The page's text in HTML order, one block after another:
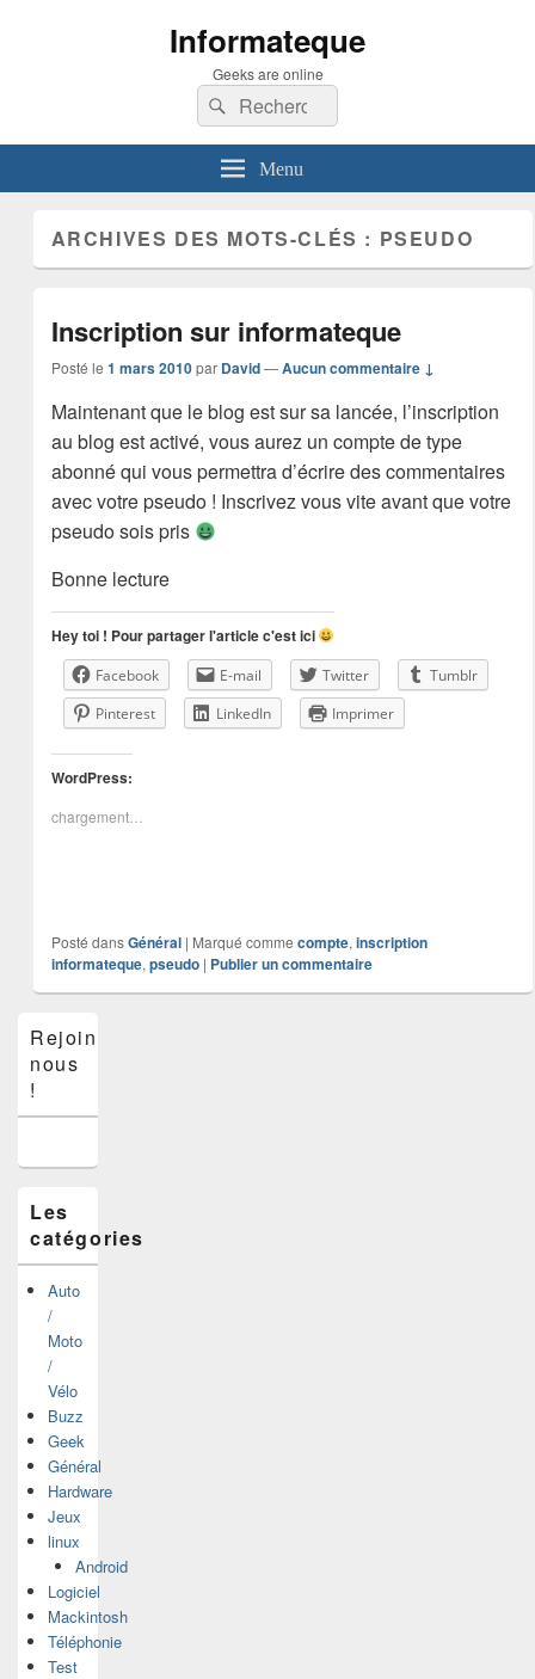
Informateque
Geeks are online
Recherche :
Rechercher
Menu
ARCHIVES DES MOTS-CLÉS : PSEUDO
Inscription sur informateque
Posté le 1 mars 2010 par David —Aucun commentaire ↓
Maintenant que le blog est sur sa lancée, l’inscription
au blog est activé, vous aurez un compte de type
abonné qui vous permettra d’écrire des commentaires
avec votre pseudo ! Inscrivez vous vite avant que votre
pseudo sois pris
Bonne lecture
Hey toi ! Pour partager l'article c'est ici
Facebook E-mail Twitter
Tumblr
Pinterest
LinkedIn Imprimer
WordPress:
chargement…
Posté dans Général | Marqué comme compte, inscription
informateque, pseudo | Publier un commentaire
principale
de
widget
latérale
Rejoins-
nous
!
Les
catégories
Auto
/
Moto
/
Vélo
Buzz
Geek
Général
Hardware
Jeux
linux
Android
Logiciel
Mackintosh
Téléphonie
Test